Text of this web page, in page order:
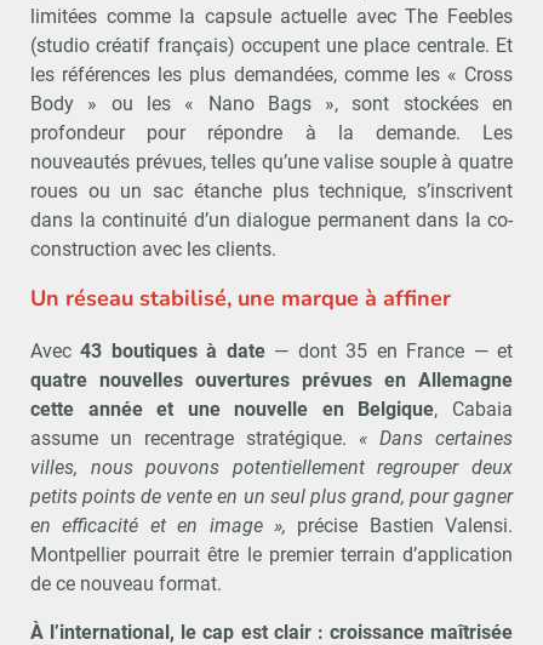
limitées comme la capsule actuelle avec The Feebles
(studio créatif français) occupent une place centrale. Et
les références les plus demandées, comme les « Cross
Body » ou les « Nano Bags », sont stockées en
profondeur pour répondre à la demande. Les
nouveautés prévues, telles qu’une valise souple à quatre
roues ou un sac étanche plus technique, s’inscrivent
dans la continuité d’un dialogue permanent dans la co-
construction avec les clients.
Un réseau stabilisé, une marque à affiner
Avec43 boutiques à date— dont 35 en France — et
quatre nouvelles ouvertures prévues en Allemagne
cette année et une nouvelle en Belgique, Cabaia
assume un recentrage stratégique. « Dans certaines
villes, nous pouvons potentiellement regrouper deux
petits points de vente en un seul plus grand, pour gagner
en efficacité et en image », précise Bastien Valensi.
Montpellier pourrait être le premier terrain d’application
de ce nouveau format.
À l’international, le cap est clair : croissance maîtrisée